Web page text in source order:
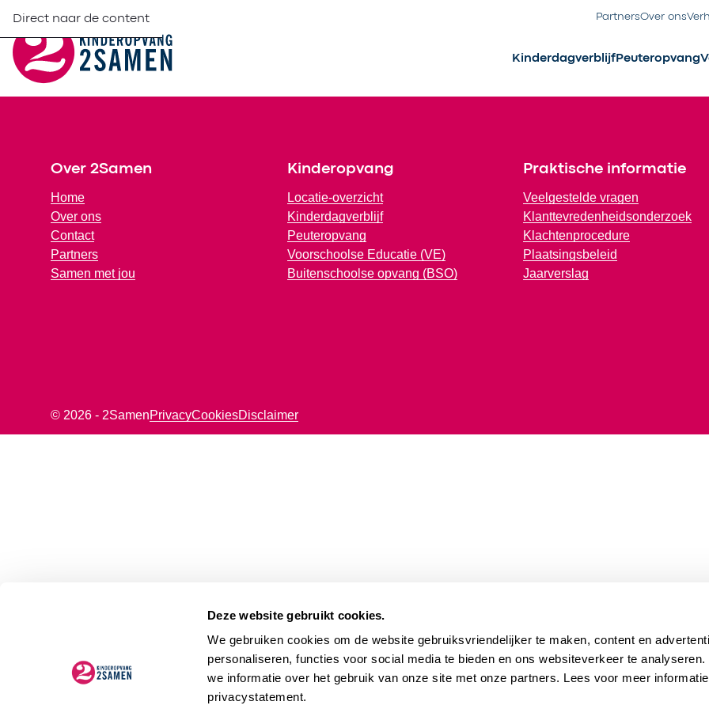
Deze website gebruikt cookies.
We gebruiken cookies om de website gebruiksvriendelijker te maken, content en
personaliseren, functies voor social media te bieden en ons websiteverkeer te analyseren.
we informatie over het gebruik van onze site met onze partners. Lees voor meer
privacystatement.
Direct naar de content PartnersOver ons
Kinderdagverblijf Peuteropvang
Over 2Samen
Home
Over ons
Contact
Partners
Samen met jou
Kinderopvang
Locatie-overzicht
Kinderdagverblijf
Peuteropvang
Voorschoolse Educatie (VE)
Buitenschoolse opvang (BSO)
Praktische informatie
Veelgestelde vragen
Klanttevredenheidsonderzoek
Klachtenprocedure
Plaatsingsbeleid
Jaarverslag
© 2026 - 2SamenPrivacyCookiesDisclaimer